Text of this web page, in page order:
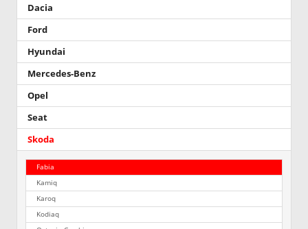
Dacia
Ford
Hyundai
Mercedes-Benz
Opel
Seat
Skoda
Fabia
Kamiq
Karoq
Kodiaq